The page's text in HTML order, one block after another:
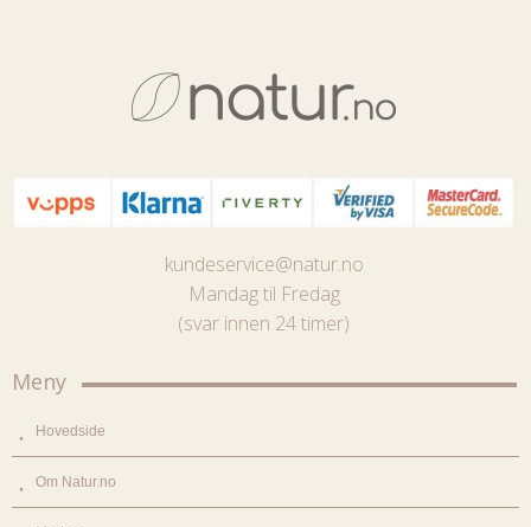
kundeservice@natur.no
Mandag til Fredag
(svar innen 24 timer)
Meny
Hovedside
Om Natur.no